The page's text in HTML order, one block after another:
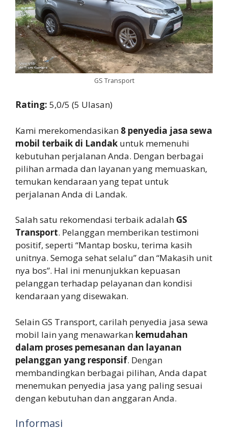
GS Transport
Rating: 5,0/5 (5 Ulasan)
Kami merekomendasikan 8 penyedia jasa sewa
mobil terbaik di Landak untuk memenuhi
kebutuhan perjalanan Anda. Dengan berbagai
pilihan armada dan layanan yang memuaskan,
temukan kendaraan yang tepat untuk
perjalanan Anda di Landak.
Salah satu rekomendasi terbaik adalah GS
Transport. Pelanggan memberikan testimoni
positif, seperti “Mantap bosku, terima kasih
unitnya. Semoga sehat selalu” dan “Makasih unit
nya bos”. Hal ini menunjukkan kepuasan
pelanggan terhadap pelayanan dan kondisi
kendaraan yang disewakan.
Selain GS Transport, carilah penyedia jasa sewa
mobil lain yang menawarkan kemudahan
dalam proses pemesanan dan layanan
pelanggan yang responsif. Dengan
membandingkan berbagai pilihan, Anda dapat
menemukan penyedia jasa yang paling sesuai
dengan kebutuhan dan anggaran Anda.
Informasi